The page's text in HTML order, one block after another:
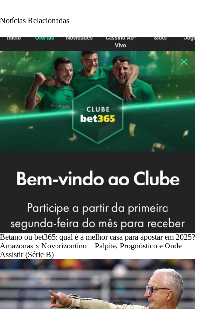
Notícias Relacionadas
Betano ou bet365: qual é a melhor casa para apostar em 2025?
Amazonas x Novorizontino – Palpite, Prognóstico e Onde
Assistir (Série B)